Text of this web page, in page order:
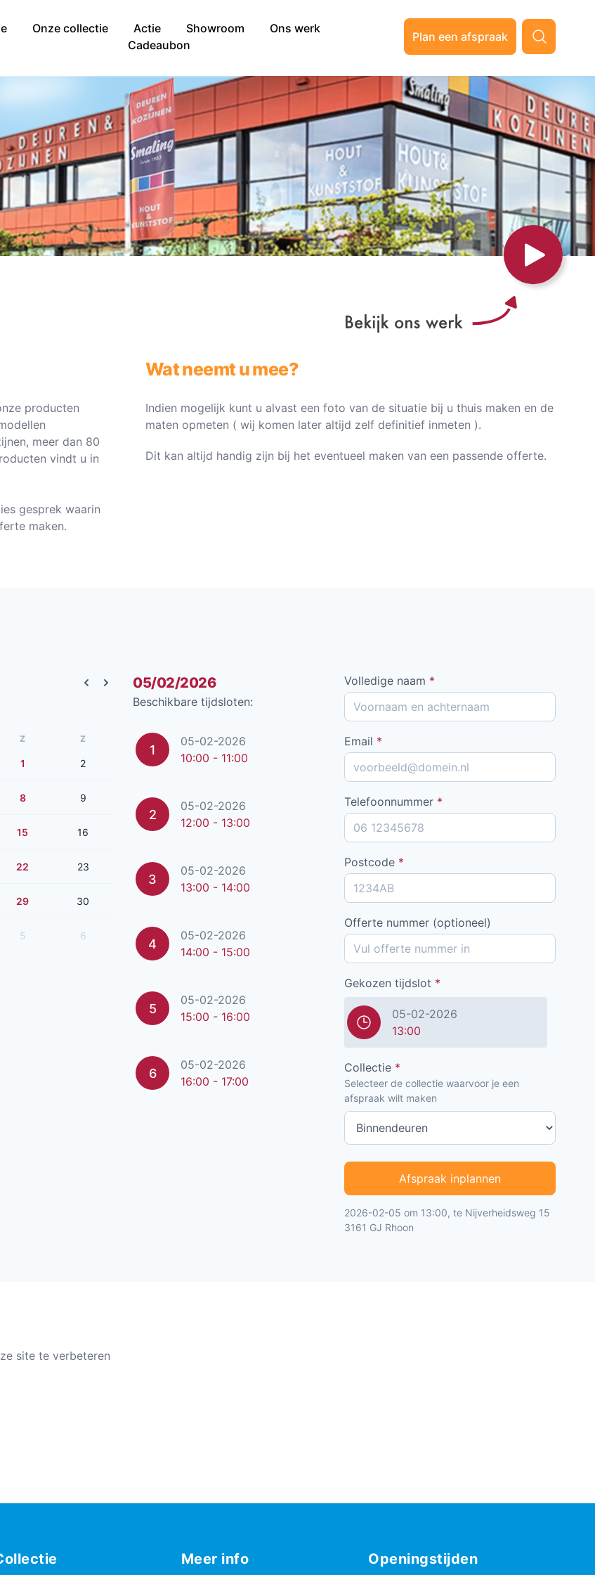
Onze collectie Actie Showroom
Ons werk
Cadeaubon
Plan een afspraak
producten
meer dan 80
vindt u in
gesprek waarin
maken.
Wat neemt u mee?
Indien mogelijk kunt u alvast een foto van de situatie bij u thuis maken en de
maten opmeten ( wij komen later altijd zelf definitief inmeten ).
Dit kan altijd handig zijn bij het eventueel maken van een passende offerte.
Previous month
Next month
Z Z
1 2
8 9
15 16
22 23
29 30
5 6
05/02/2026
Beschikbare tijdsloten:
1
05-02-2026
10:00 - 11:00
2
05-02-2026
12:00 - 13:00
3
05-02-2026
13:00 - 14:00
4
05-02-2026
14:00 - 15:00
5
05-02-2026
15:00 - 16:00
6
05-02-2026
16:00 - 17:00
Volledige naam *
Email *
Telefoonnummer *
Postcode *
Offerte nummer (optioneel)
Gekozen tijdslot *
05-02-2026
13:00
Collectie *
Selecteer de collectie waarvoor je een
afspraak wilt maken
Afspraak inplannen
2026-02-05 om 13:00, te Nijverheidsweg 15
3161 GJ Rhoon
site te verbeteren
Meer info Openingstijden